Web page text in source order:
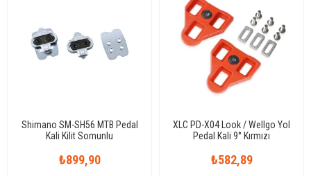
Shimano SM-SH56 MTB Pedal
Kali Kilit Somunlu
₺899,90
XLC PD-X04 Look / Wellgo Yol
Pedal Kali 9° Kırmızı
₺582,89